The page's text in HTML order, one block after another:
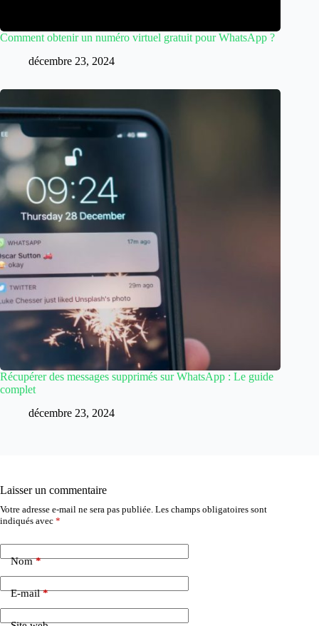
Comment obtenir un numéro virtuel gratuit pour WhatsApp ?
décembre 23, 2024
Récupérer des messages supprimés sur WhatsApp : Le guide
complet
décembre 23, 2024
Laisser un commentaire
Votre adresse e-mail ne sera pas publiée. Les champs obligatoires sont
indiqués avec *
Nom*
E-mail*